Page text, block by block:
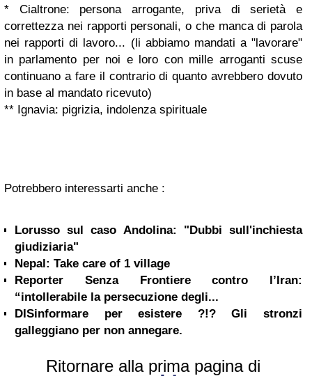
* Cialtrone: persona arrogante, priva di serietà e
correttezza nei rapporti personali, o che manca di parola
nei rapporti di lavoro... (li abbiamo mandati a "lavorare"
in parlamento per noi e loro con mille arroganti scuse
continuano a fare il contrario di quanto avrebbero dovuto
in base al mandato ricevuto)
** Ignavia: pigrizia, indolenza spirituale
Potrebbero interessarti anche :
Lorusso sul caso Andolina: "Dubbi sull'inchiesta
giudiziaria"
Nepal: Take care of 1 village
Reporter Senza Frontiere contro l’Iran:
“intollerabile la persecuzione degli...
DISinformare per esistere ?!? Gli stronzi
galleggiano per non annegare.
Ritornare alla prima pagina di